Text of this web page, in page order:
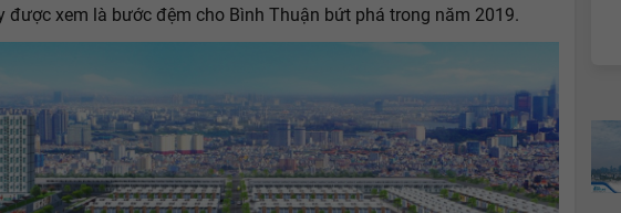
được xem là bước đệm cho Bình Thuận bứt phá trong năm 2019.